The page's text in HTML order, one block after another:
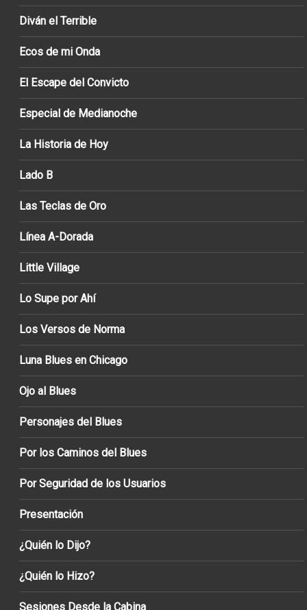
Diván el Terrible
Ecos de mi Onda
El Escape del Convicto
Especial de Medianoche
La Historia de Hoy
Lado B
Las Teclas de Oro
Línea A-Dorada
Little Village
Lo Supe por Ahí
Los Versos de Norma
Luna Blues en Chicago
Ojo al Blues
Personajes del Blues
Por los Caminos del Blues
Por Seguridad de los Usuarios
Presentación
¿Quién lo Dijo?
¿Quién lo Hizo?
Sesiones Desde la Cabina